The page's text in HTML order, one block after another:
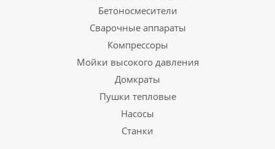
Бетоносмесители
Сварочные аппараты
Компрессоры
Мойки высокого давления
Домкраты
Пушки тепловые
Насосы
Станки